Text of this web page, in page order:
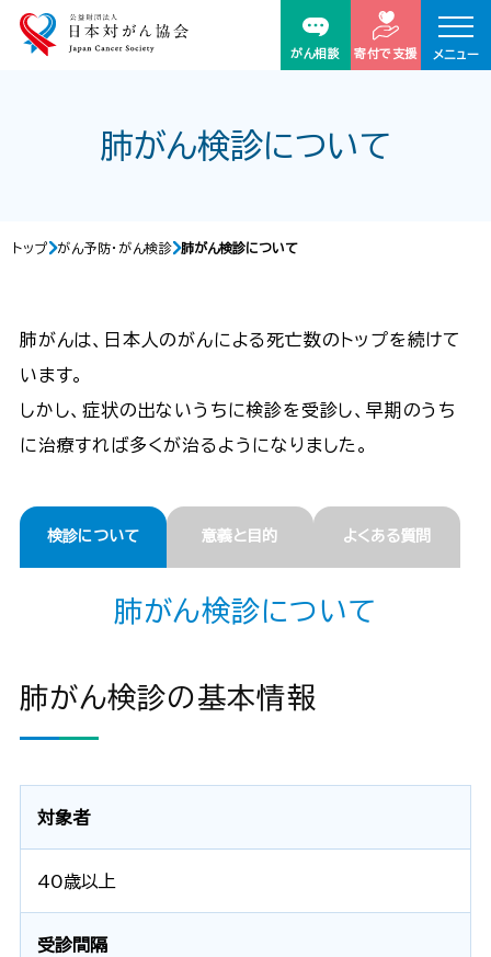
がん相談 寄付で支援 メニュー
肺がん検診について
トップ がん予防・がん検診 肺がん検診について
肺がんは、日本人のがんによる死亡数のトップを続けて
います。
しかし、症状の出ないうちに検診を受診し、早期のうち
に治療すれば多くが治るようになりました。
検診について 意義と目的 よくある質問
肺がん検診について
肺がん検診の基本情報
対象者
40歳以上
受診間隔